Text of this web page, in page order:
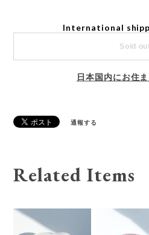
International
Sold
日本国内にお住
通報する
Related Items